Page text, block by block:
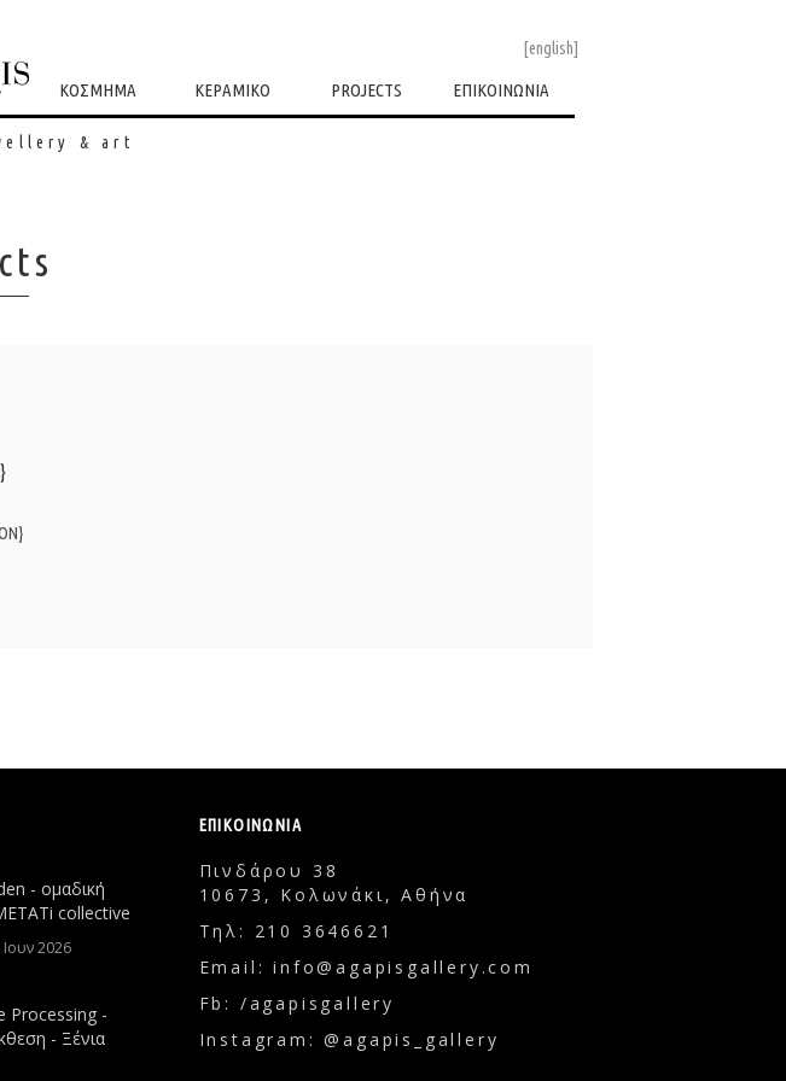
[english]
ΚΟΣΜΗΜΑ ΚΕΡΑΜΙΚΟ PROJECTS ΕΠΙΚΟΙΝΩΝΙΑ
& art
- ομαδική
collective
2026
Processing -
- Ξένια
ΕΠΙΚΟΙΝΩΝΙΑ
Πινδάρου 38
10673, Κολωνάκι, Αθήνα
Τηλ: 210 3646621
Email: info@agapisgallery.com
Fb: /agapisgallery
Instagram: @agapis_gallery